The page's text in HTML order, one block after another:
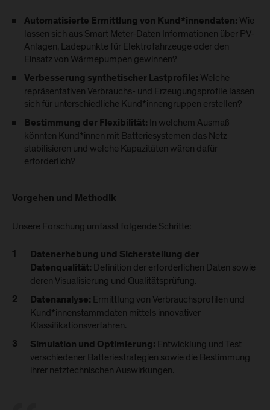
Automatisierte Ermittlung von Kund*innendaten: Wie
lassen sich aus Smart Meter-Daten Informationen über PV-
Anlagen, Ladepunkte für Elektrofahrzeuge oder den
Einsatz von Wärmepumpen gewinnen?
Verbesserung synthetischer Lastprofile: Welche
repräsentativen Verbrauchs- und Erzeugungsprofile lassen
sich für unterschiedliche Kund*innengruppen erstellen?
Bestimmung der Flexibilität: In welchem Ausmaß
könnten Kund*innen mit Batteriesystemen das Netz
stabilisieren und welche Kapazitäten wären dafür
erforderlich?
Vorgehen und Methodik
Unsere Forschung umfasst folgende Schritte:
Datenerhebung und Sicherstellung der
Datenqualität: Definition der erforderlichen Daten sowie
deren Visualisierung und Qualitätsprüfung.
Datenanalyse: Ermittlung von Verbrauchsprofilen und
Kund*innenstammdaten mittels innovativer
Klassifikationsverfahren.
Simulation und Optimierung: Entwicklung und Test
verschiedener Batteriestrategien sowie die Bestimmung
ihrer netztechnischen Auswirkungen.